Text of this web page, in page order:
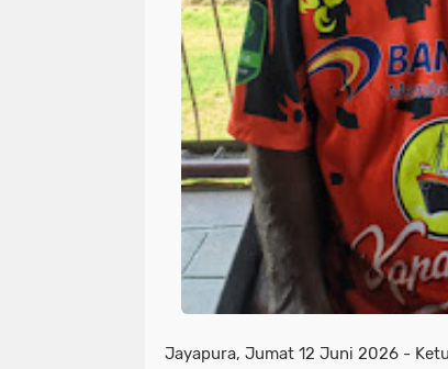
Jayapura, Jumat 12 Juni 2026 -